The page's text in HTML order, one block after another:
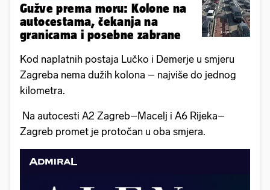
Gužve prema moru: Kolone na
autocestama, čekanja na
granicama i posebne zabrane
Kod naplatnih postaja Lučko i Demerje u smjeru
Zagreba nema dužih kolona – najviše do jednog
kilometra.
Na autocesti A2 Zagreb–Macelj i A6 Rijeka–
Zagreb promet je protočan u oba smjera.